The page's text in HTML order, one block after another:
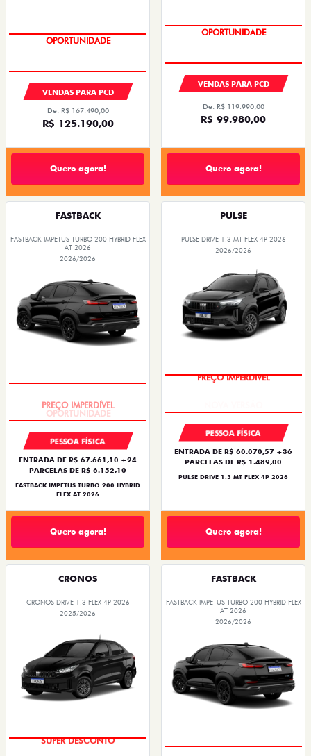
OPORTUNIDADE
VENDAS PARA PCD
De: R$ 167.490,00
R$ 125.190,00
Quero agora!
OPORTUNIDADE
VENDAS PARA PCD
De: R$ 119.990,00
R$ 99.980,00
Quero agora!
FASTBACK
FASTBACK IMPETUS TURBO 200 HYBRID FLEX
AT 2026
2026/2026
PESSOA FÍSICA
ENTRADA DE R$ 67.661,10 +24
PARCELAS DE R$ 6.152,10
FASTBACK IMPETUS TURBO 200 HYBRID
FLEX AT 2026
Quero agora!
PULSE
PULSE DRIVE 1.3 MT FLEX 4P 2026
2026/2026
PREÇO IMPERDÍVEL
PESSOA FÍSICA
ENTRADA DE R$ 60.070,57 +36
PARCELAS DE R$ 1.489,00
PULSE DRIVE 1.3 MT FLEX 4P 2026
Quero agora!
CRONOS
CRONOS DRIVE 1.3 FLEX 4P 2026
2025/2026
SUPER DESCONTO
FASTBACK
FASTBACK IMPETUS TURBO 200 HYBRID FLEX
AT 2026
2026/2026